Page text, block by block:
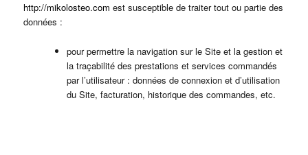
http://mikolosteo.com est susceptible de traiter tout ou partie des
données :
pour permettre la navigation sur le Site et la gestion et
la traçabilité des prestations et services commandés
par l’utilisateur : données de connexion et d’utilisation
du Site, facturation, historique des commandes, etc.